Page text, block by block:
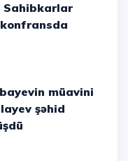
konfransda
şəhid